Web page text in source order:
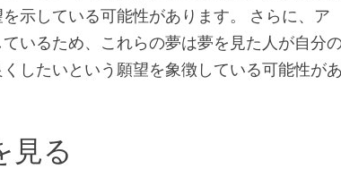
示している可能性があります。 さらに、ア
いるため、これらの夢は夢を見た人が自分
したいという願望を象徴している可能性が
見る